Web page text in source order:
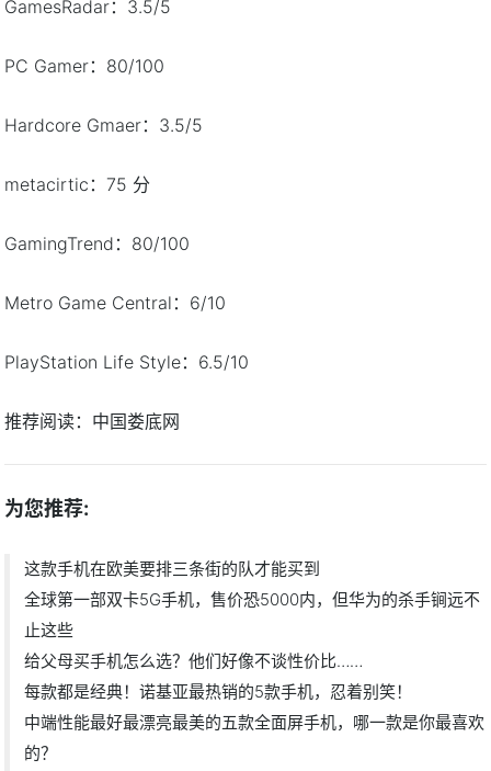
GamesRadar：3.5/5
PC Gamer：80/100
Hardcore Gmaer：3.5/5
metacirtic：75 分
GamingTrend：80/100
Metro Game Central：6/10
PlayStation Life Style：6.5/10
推荐阅读： 中国娄底网
为您推荐:
这款手机在欧美要排三条街的队才能买到
全球第一部双卡5G手机，售价恐5000内，但华为的杀手锏远不
止这些
给父母买手机怎么选？他们好像不谈性价比……
每款都是经典！诺基亚最热销的5款手机，忍着别笑！
中端性能最好最漂亮最美的五款全面屏手机，哪一款是你最喜欢
的？